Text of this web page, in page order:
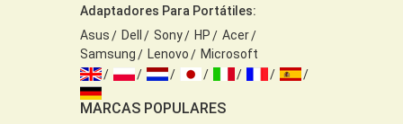
Adaptadores Para Portátiles:
Asus
Dell Sony HP
Acer
Samsung
Lenovo Microsoft
MARCAS POPULARES